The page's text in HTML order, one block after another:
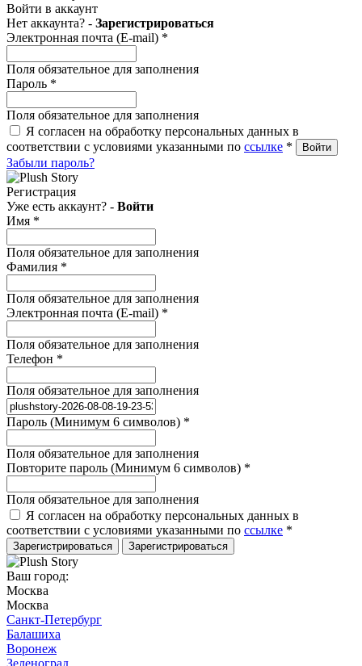
Войти в аккаунт
Нет аккаунта? - Зарегистрироваться
Электронная почта (E-mail) *
Поля обязательное для заполнения
Пароль *
Поля обязательное для заполнения
Я согласен на обработку персональных данных в
соответствии с условиями указанными по ссылке *
Забыли пароль?
Регистрация
Уже есть аккаунт? - Войти
Имя *
Поля обязательное для заполнения
Фамилия *
Поля обязательное для заполнения
Электронная почта (E-mail) *
Поля обязательное для заполнения
Телефон *
Поля обязательное для заполнения
Пароль (Минимум 6 символов) *
Поля обязательное для заполнения
Повторите пароль (Минимум 6 символов) *
Поля обязательное для заполнения
Я согласен на обработку персональных данных в
соответствии с условиями указанными по ссылке *
Зарегистрироваться
Ваш город:
Москва
Москва
Санкт-Петербург
Балашиха
Воронеж
Зеленоград